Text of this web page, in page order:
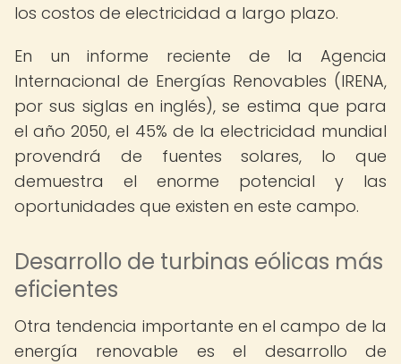
los costos de electricidad a largo plazo.
En un informe reciente de la Agencia
Internacional de Energías Renovables (IRENA,
por sus siglas en inglés), se estima que para
el año 2050, el 45% de la electricidad mundial
provendrá de fuentes solares, lo que
demuestra el enorme potencial y las
oportunidades que existen en este campo.
Desarrollo de turbinas eólicas más
eficientes
Otra tendencia importante en el campo de la
energía renovable es el desarrollo de